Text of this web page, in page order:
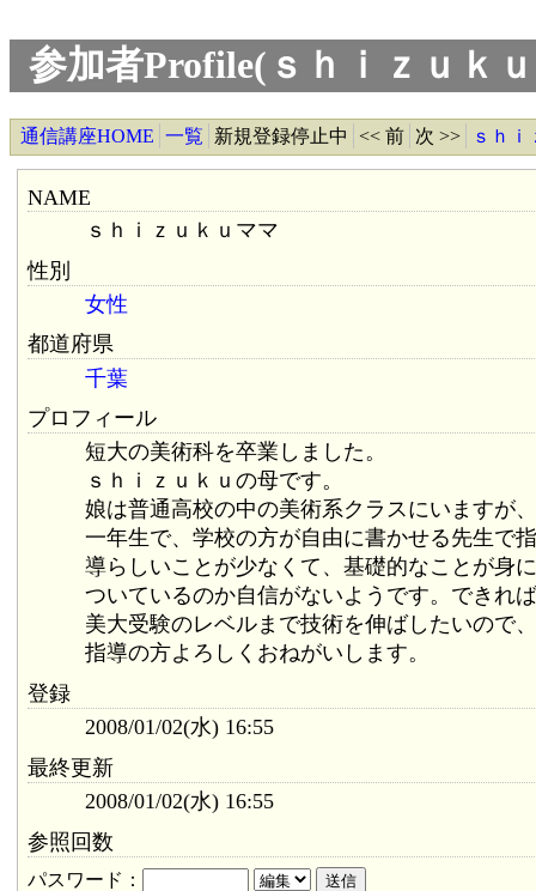
参加者Profile(ｓｈｉｚｕｋ
通信講座HOME 一覧 新規登録停止中 << 前 次 >> ｓｈ
NAME
ｓｈｉｚｕｋｕママ
性別
女性
都道府県
千葉
プロフィール
短大の美術科を卒業しました。
ｓｈｉｚｕｋｕの母です。
娘は普通高校の中の美術系クラスにいますが
一年生で、学校の方が自由に書かせる先生で
導らしいことが少なくて、基礎的なことが身
ついているのか自信がないようです。できれ
美大受験のレベルまで技術を伸ばしたいので
指導の方よろしくおねがいします。
登録
2008/01/02(水) 16:55
最終更新
2008/01/02(水) 16:55
参照回数
パスワード：